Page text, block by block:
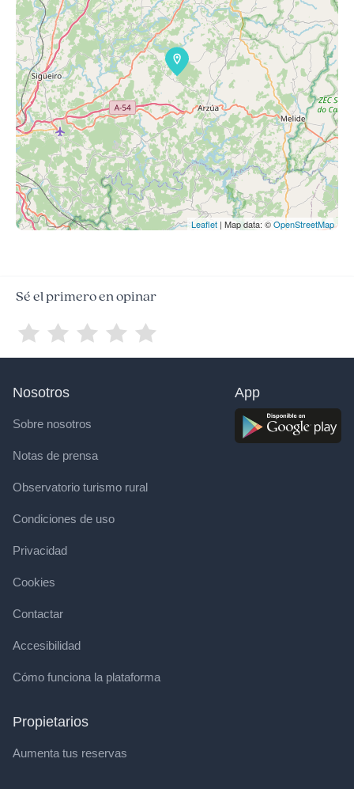
Leaflet | Map data: ©OpenStreetMap
Sé el primero en opinar
Nosotros
Sobre nosotros
Notas de prensa
Observatorio turismo rural
Condiciones de uso
Privacidad
Cookies
Contactar
Accesibilidad
Cómo funciona la plataforma
Propietarios
Aumenta tus reservas
App